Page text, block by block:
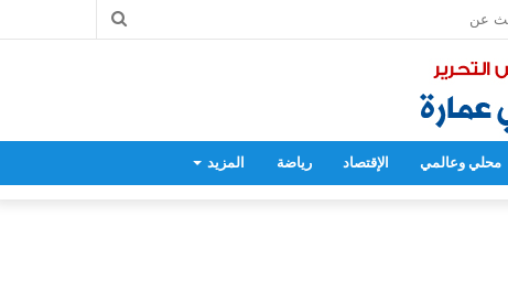
بحث
محلي وعالمي الإقتصاد رياضة المزيد